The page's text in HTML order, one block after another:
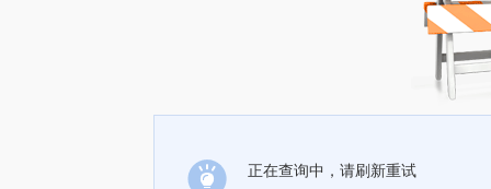
正在查询中，请刷新重试